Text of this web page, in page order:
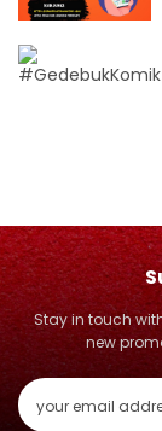
Stay in touch
new